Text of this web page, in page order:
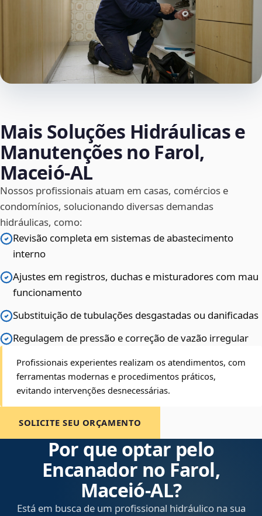
Mais Soluções Hidráulicas e
Manutenções no Farol,
Maceió‑AL
Nossos profissionais atuam em casas, comércios e
condomínios, solucionando diversas demandas
hidráulicas, como:
Revisão completa em sistemas de abastecimento
interno
Ajustes em registros, duchas e misturadores com mau
funcionamento
Substituição de tubulações desgastadas ou danificadas
Regulagem de pressão e correção de vazão irregular
Profissionais experientes realizam os atendimentos, com
ferramentas modernas e procedimentos práticos,
evitando intervenções desnecessárias.
SOLICITE SEU ORÇAMENTO
Por que optar pelo
Encanador no Farol,
Maceió‑AL?
Está em busca de um profissional hidráulico na sua